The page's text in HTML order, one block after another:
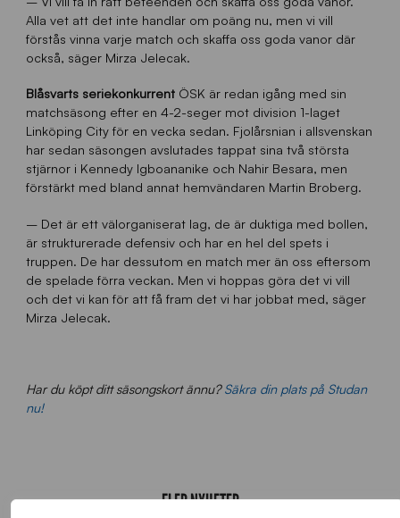
Alla vet att det inte handlar om poäng nu, men vi vill
förstås vinna varje match och skaffa oss goda vanor där
också, säger Mirza Jelecak.
Blåsvarts seriekonkurrentÖSK är redan igång med sin
matchsäsong efter en 4-2-seger mot division 1-laget
Linköping City för en vecka sedan. Fjolårsnian i allsvenskan
har sedan säsongen avslutades tappat sina två största
stjärnor i Kennedy Igboananike och Nahir Besara, men
förstärkt med bland annat hemvändaren Martin Broberg.
– Det är ett välorganiserat lag, de är duktiga med bollen,
är strukturerade defensiv och har en hel del spets i
truppen. De har dessutom en match mer än oss eftersom
de spelade förra veckan. Men vi hoppas göra det vi vill
och det vi kan för att få fram det vi har jobbat med, säger
Mirza Jelecak.
Har du köpt ditt säsongskort ännu?Säkra din plats på Studan
nu!
FLER NYHETER